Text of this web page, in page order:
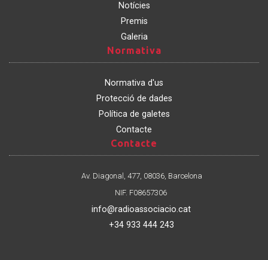
Notícies
Premis
Galeria
Normativa
Normativa d'us
Protecció de dades
Política de galetes
Contacte
Contacte
Av. Diagonal, 477, 08036, Barcelona
NIF. F08657306
info@radioassociacio.cat
+34 933 444 243